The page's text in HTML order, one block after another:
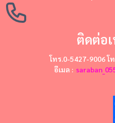
ติดต่อ
โทร.0-5427-9006 โ
อีเมล :